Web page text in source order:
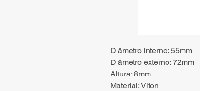
Diâmetro interno: 55mm
Diâmetro externo: 72mm
Altura: 8mm
Material: Viton